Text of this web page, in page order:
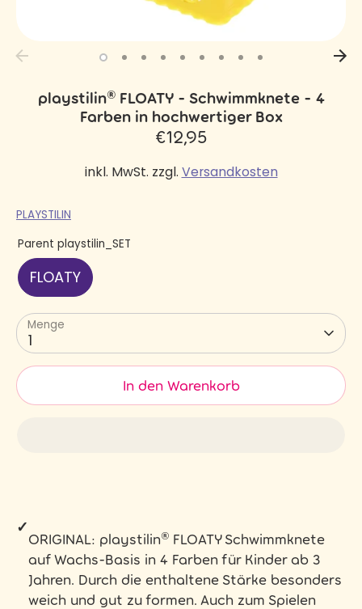
playstilin® FLOATY - Schwimmknete - 4
Farben in hochwertiger Box
€12,95
inkl. MwSt. zzgl. Versandkosten
PLAYSTILIN
Parent playstilin_SET
FLOATY
Menge
1
In den Warenkorb
✓
ORIGINAL: playstilin® FLOATY Schwimmknete
auf Wachs-Basis in 4 Farben für Kinder ab 3
Jahren. Durch die enthaltene Stärke besonders
weich und gut zu formen. Auch zum Spielen